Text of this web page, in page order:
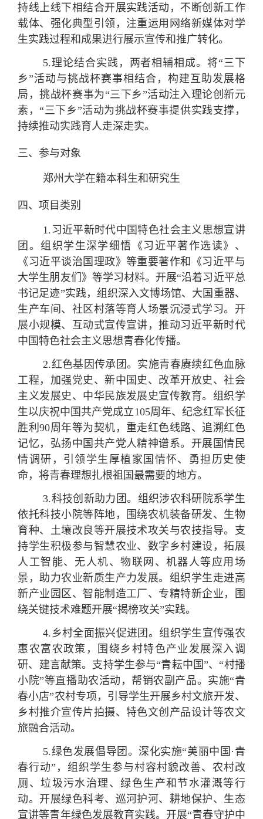
持线上线下相结合开展实践活动，不断创新工作
载体、强化典型引领，注重运用网络新媒体对学
生实践过程和成果进行展示宣传和推广转化。
5.理论结合实践，两者相辅相成。 将“三下
乡”活动与挑战杯赛事相结合，构建互助发展格
局，挑战杯赛事为“三下乡”活动注入理论创新元
素，“三下乡”活动为挑战杯赛事提供实践支撑，
持续推动实践育人走深走实。
三、参与对象
郑州大学在籍本科生和研究生
四、项目类别
1.习近平新时代中国特色社会主义思想宣讲
团 。 组织学生深学细悟《习近平著作选读》、
《习近平谈治国理政》等重要著作和《习近平与
大学生朋友们》等学习材料。开展“沿着习近平总
书记足迹”实践，组织深入文博场馆、大国重器、
生产车间、社区村落等育人场景沉浸式学习。开
展小规模、互动式宣传宣讲，推动习近平新时代
中国特色社会主义思想青春化传播。
2.红色基因传承团。 实施青春赓续红色血脉
工程，加强党史、新中国史、改革开放史、社会
主义发展史、中华民族发展史宣传教育。组织学
生以庆祝中国共产党成立105周年、纪念红军长征
胜利90周年等为契机，重走红色线路、追溯红色
记忆，弘扬中国共产党人精神谱系。开展国情民
情调研，引领学生厚植家国情怀、勇担历史使
命，将青春理想扎根祖国最需要的地方。
3.科技创新助力 团。 组织涉农科研院系学生
依托科技小院等阵地，围绕农机装备研发、生物
育种、土壤改良等开展技术攻关与农技指导。支
持学生积极参与智慧农业、数字乡村建设，拓展
人工智能、无人机、物联网、机器人等应用场
景，助力农业新质生产力发展。组织学生走进高
新产业园区、智能制造工厂、专精特新企业，围
绕关键技术难题开展“揭榜攻关”实践。
4. 乡村全面振兴促进 团 。 组织学生宣传强农
惠农富农政策，围绕乡村特色产业发展深入调
研、建言献策。支持学生参与“青耘中国”、“村播
小院”等直播助农活动，帮销农副产品。实施“青
春小店”农村专项，引导学生开展乡村文旅开发、
乡村推介宣传片拍摄、特色文创产品设计等农文
旅融合活动。
5.绿色发展倡导 团 。 深化实施“美丽中国·青
春行动”，组织学生参与村容村貌改善、农村改
厕、垃圾污水治理、绿色生产和节水灌溉等行
动。开展绿色科考、巡河护河、耕地保护、生态
宣讲等青年绿色发展教育实践。开展“青春守护中